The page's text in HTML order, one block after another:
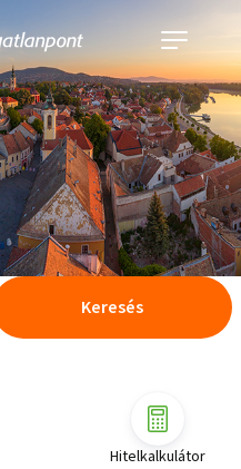
Navigáció
kinyitása
Keresés
Hitelkalkulátor